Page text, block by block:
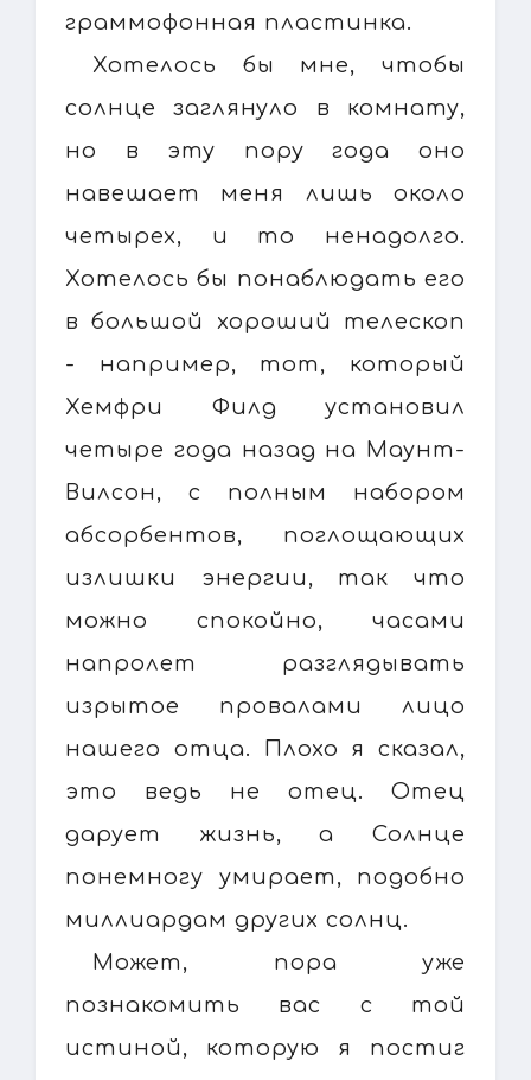
граммофонная пластинка.
Хотелось бы мне, чтобы
солнце заглянуло в комнату,
но в эту пору года оно
навешает меня лишь около
четырех, и то ненадолго.
Хотелось бы понаблюдать его
в большой хороший телескоп
- например, тот, который
Хемфри Филд установил
четыре года назад на Маунт-
Вилсон, с полным набором
абсорбентов, поглощающих
излишки энергии, так что
можно спокойно, часами
напролет разглядывать
изрытое провалами лицо
нашего отца. Плохо я сказал,
это ведь не отец. Отец
дарует жизнь, а Солнце
понемногу умирает, подобно
миллиардам других солнц.
Может, пора уже
познакомить вас с той
истиной, которую я постиг